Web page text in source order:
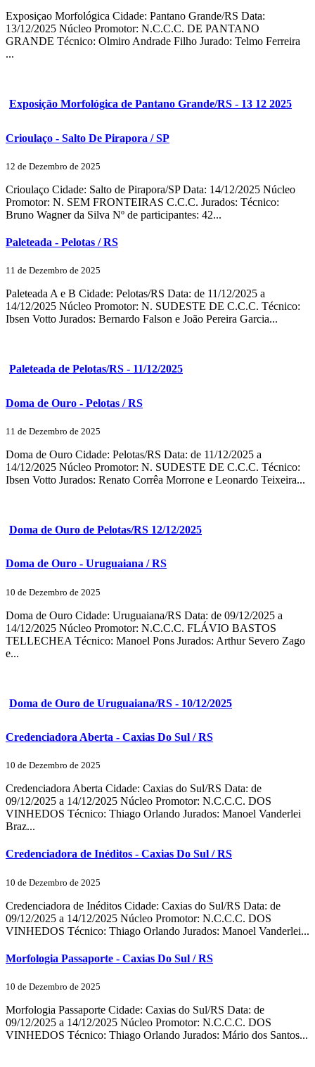
Exposiçao Morfológica Cidade: Pantano Grande/RS Data:
13/12/2025 Núcleo Promotor: N.C.C.C. DE PANTANO
GRANDE Técnico: Olmiro Andrade Filho Jurado: Telmo Ferreira
...
Exposição Morfológica de Pantano Grande/RS - 13 12 2025
Crioulaço - Salto De Pirapora / SP
12 de Dezembro de 2025
Crioulaço Cidade: Salto de Pirapora/SP Data: 14/12/2025 Núcleo
Promotor: N. SEM FRONTEIRAS C.C.C. Jurados: Técnico:
Bruno Wagner da Silva Nº de participantes: 42...
Paleteada - Pelotas / RS
11 de Dezembro de 2025
Paleteada A e B Cidade: Pelotas/RS Data: de 11/12/2025 a
14/12/2025 Núcleo Promotor: N. SUDESTE DE C.C.C. Técnico:
Ibsen Votto Jurados: Bernardo Falson e João Pereira Garcia...
Paleteada de Pelotas/RS - 11/12/2025
Doma de Ouro - Pelotas / RS
11 de Dezembro de 2025
Doma de Ouro Cidade: Pelotas/RS Data: de 11/12/2025 a
14/12/2025 Núcleo Promotor: N. SUDESTE DE C.C.C. Técnico:
Ibsen Votto Jurados: Renato Corrêa Morrone e Leonardo Teixeira...
Doma de Ouro de Pelotas/RS 12/12/2025
Doma de Ouro - Uruguaiana / RS
10 de Dezembro de 2025
Doma de Ouro Cidade: Uruguaiana/RS Data: de 09/12/2025 a
14/12/2025 Núcleo Promotor: N.C.C.C. FLÁVIO BASTOS
TELLECHEA Técnico: Manoel Pons Jurados: Arthur Severo Zago
e...
Doma de Ouro de Uruguaiana/RS - 10/12/2025
Credenciadora Aberta - Caxias Do Sul / RS
10 de Dezembro de 2025
Credenciadora Aberta Cidade: Caxias do Sul/RS Data: de
09/12/2025 a 14/12/2025 Núcleo Promotor: N.C.C.C. DOS
VINHEDOS Técnico: Thiago Orlando Jurados: Manoel Vanderlei
Braz...
Credenciadora de Inéditos - Caxias Do Sul / RS
10 de Dezembro de 2025
Credenciadora de Inéditos Cidade: Caxias do Sul/RS Data: de
09/12/2025 a 14/12/2025 Núcleo Promotor: N.C.C.C. DOS
VINHEDOS Técnico: Thiago Orlando Jurados: Manoel Vanderlei...
Morfologia Passaporte - Caxias Do Sul / RS
10 de Dezembro de 2025
Morfologia Passaporte Cidade: Caxias do Sul/RS Data: de
09/12/2025 a 14/12/2025 Núcleo Promotor: N.C.C.C. DOS
VINHEDOS Técnico: Thiago Orlando Jurados: Mário dos Santos...